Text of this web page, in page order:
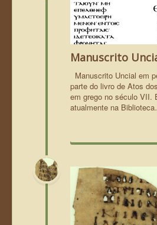
Manuscrito
Manuscrito Uncial em
parte do livro de Atos
em grego no século VII.
atualmente na